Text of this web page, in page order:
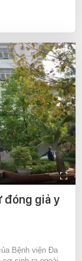
đóng giả y
Bệnh viện Đa